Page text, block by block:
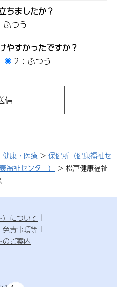
ちましたか？
ふつう
やすかったですか？
2：ふつう
健康・医療 > 保健所（健康福祉セ
福祉センター）
> 松戸健康福祉
）について
免責事項等
のご案内